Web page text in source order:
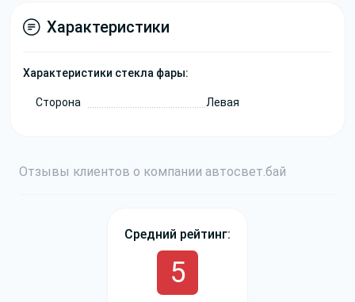
Характеристики
Характеристики стекла фары:
Сторона Левая
Отзывы клиентов о компании автосвет.бай
Средний рейтинг:
5